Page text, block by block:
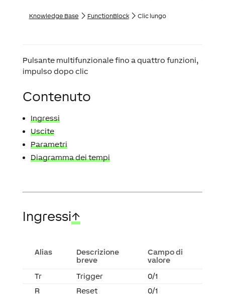
Knowledge Base FunctionBlock Clic lungo
Pulsante multifunzionale fino a quattro funzioni,
impulso dopo clic
Contenuto
Ingressi
Uscite
Parametri
Diagramma dei tempi
Ingressi↑
Alias
Descrizione
breve
Campo di
valore
Tr
Trigger
0/1
R
Reset 0/1